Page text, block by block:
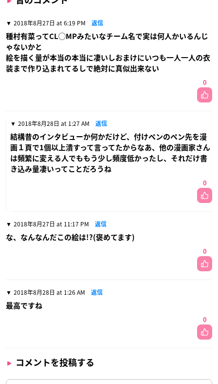
2018年8月27日 at 6:19 PM 返信
種村有菜ってCL◯MPみたいなチーム名で実は何人かいるんじ
ゃないかと
絵を描く量が本当の本当に凄いしおまけにいつも一人一人の衣
装まで作り込まれてるしで絶対に真似出来ない
0
2018年8月28日 at 1:27 AM 返信
結構昔のインタビューか何かだけど、付けペンのペン先を漫
画１頁で1個以上潰すって言ってたからなあ、他の漫画家さん
は頻繁に変える人でももう少し頻度低かったし、それだけ書
き込み量凄いってことだろうね
0
2018年8月27日 at 11:17 PM 返信
な、なんなんだこの絵は!?(褒めてます)
0
2018年8月28日 at 1:26 AM 返信
最高ですね
0
コメントを投稿する